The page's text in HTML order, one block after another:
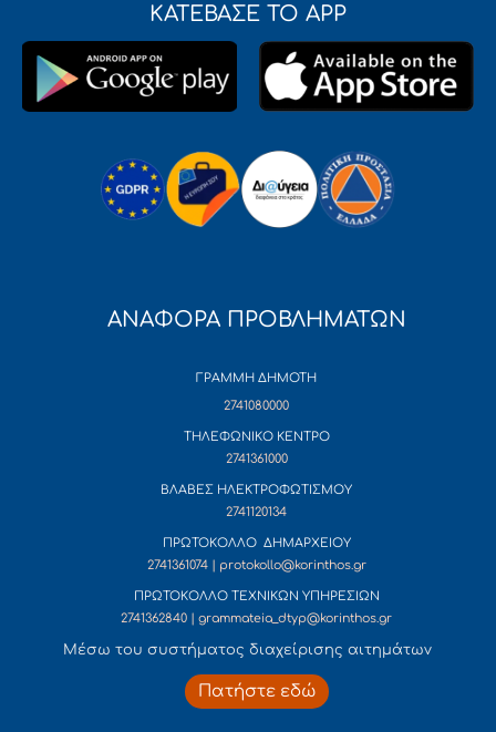
ΚΑΤΕΒΑΣΕ ΤΟ APP
ΑΝΑΦΟΡΑ ΠΡΟΒΛΗΜΑΤΩΝ
ΓΡΑΜΜΗ ΔΗΜΟΤΗ
2741080000
ΤΗΛΕΦΩΝΙΚΟ ΚΕΝΤΡΟ
2741361000
ΒΛΑΒΕΣ ΗΛΕΚΤΡΟΦΩΤΙΣΜΟΥ
2741120134
ΠΡΩΤΟΚΟΛΛΟ ΔΗΜΑΡΧΕΙΟΥ
2741361074 | protokollo@korinthos.gr
ΠΡΩΤΟΚΟΛΛΟ ΤΕΧΝΙΚΩΝ ΥΠΗΡΕΣΙΩΝ
2741362840 | grammateia_dtyp@korinthos.gr
Mέσω του συστήματος διαχείρισης αιτημάτων
Πατήστε εδώ